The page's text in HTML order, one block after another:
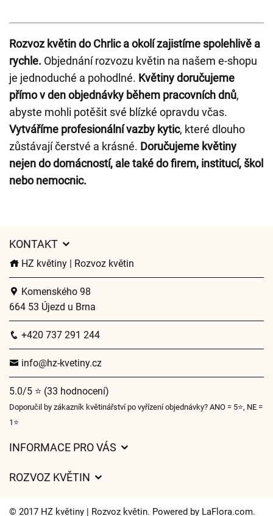
Rozvoz květin do Chrlic a okolí zajistíme spolehlivě a
rychle. Objednání rozvozu květin na našem e-shopu
je jednoduché a pohodlné. Květiny doručujeme
přímo v den objednávky během pracovních dnů,
abyste mohli potěšit své blízké opravdu včas.
Vytváříme profesionální vazby kytic, které dlouho
zůstávají čerstvé a krásné. Doručujeme květiny
nejen do domácností, ale také do firem, institucí, škol
nebo nemocnic.
KONTAKT
HZ květiny | Rozvoz květin
Komenského 98
664 53 Újezd u Brna
+420 737 291 244
info@hz-kvetiny.cz
5.0/5 ⭐ (33 hodnocení)
Doporučil by zákazník květinářství po vyřízení objednávky? ANO = 5⭐, NE =
1⭐
INFORMACE PRO VÁS
O nás
ROZVOZ KVĚTIN
© 2017 HZ květiny | Rozvoz květin. Powered by LaFlora.com.